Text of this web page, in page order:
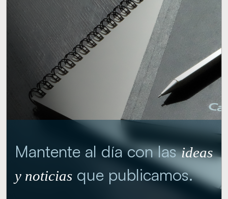
Mantente al día con lasideas
y noticias que publicamos.